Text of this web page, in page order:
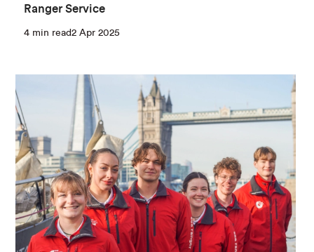
Ranger Service
4 min read2 Apr 2025